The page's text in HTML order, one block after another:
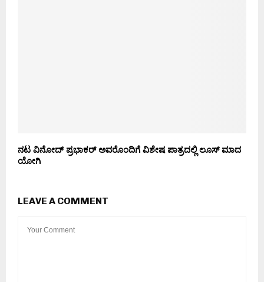
ನಟ ವಿನೋದ್ ಪ್ರಭಾಕರ್ ಅವರೊಂದಿಗೆ ವಿಶೇಷ ಪಾತ್ರದಲ್ಲಿ ಲೂಸ್ ಮಾದ
ಯೋಗಿ
LEAVE A COMMENT